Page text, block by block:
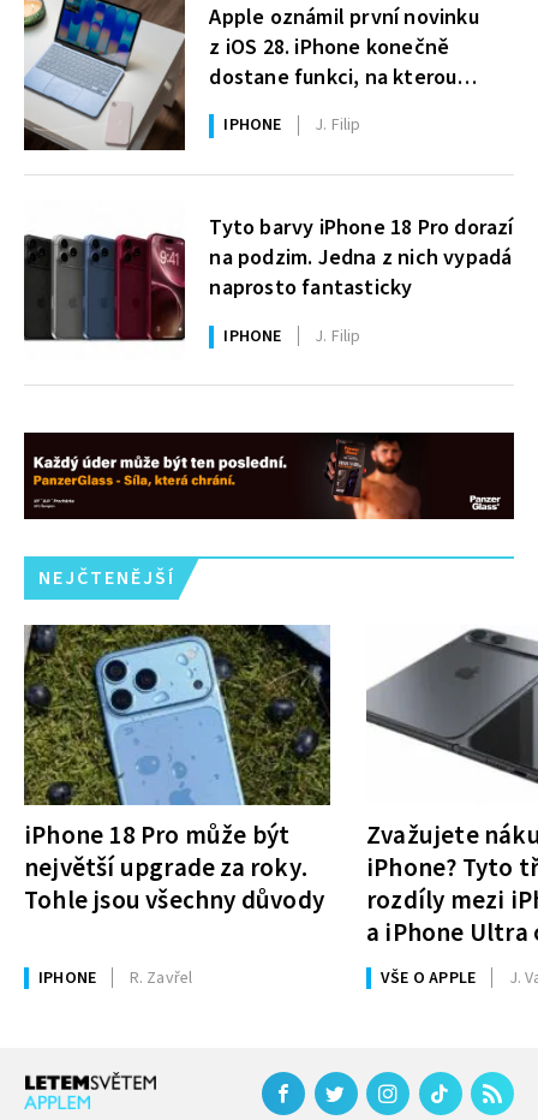
Apple oznámil první novinku
z iOS 28. iPhone konečně
dostane funkci, na kterou
uživatelé Windows čekají roky
IPHONE J. Filip
Tyto barvy iPhone 18 Pro dorazí
na podzim. Jedna z nich vypadá
naprosto fantasticky
IPHONE J. Filip
NEJČTENĚJŠÍ
iPhone 18 Pro může být
největší upgrade za roky.
Tohle jsou všechny důvody
IPHONE R. Zavřel
Zvažujete
iPhone? Tyto
rozdíly mezi
a iPhone Ultra
rozhodnutí
VŠE O APPLE J.